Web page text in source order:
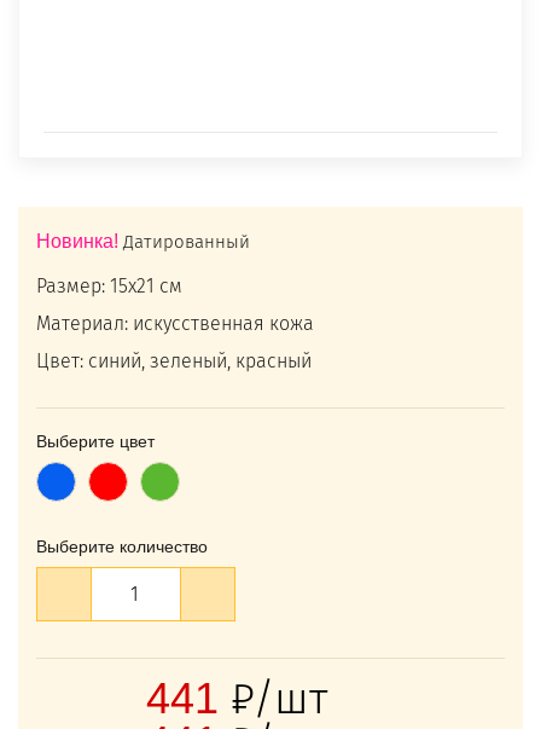
Новинка! Датированный
Размер: 15х21 см
Материал: искусственная кожа
Цвет: синий, зеленый, красный
Выберите цвет
СинийКрасныйЗеленый
Выберите количество
441 ₽/шт